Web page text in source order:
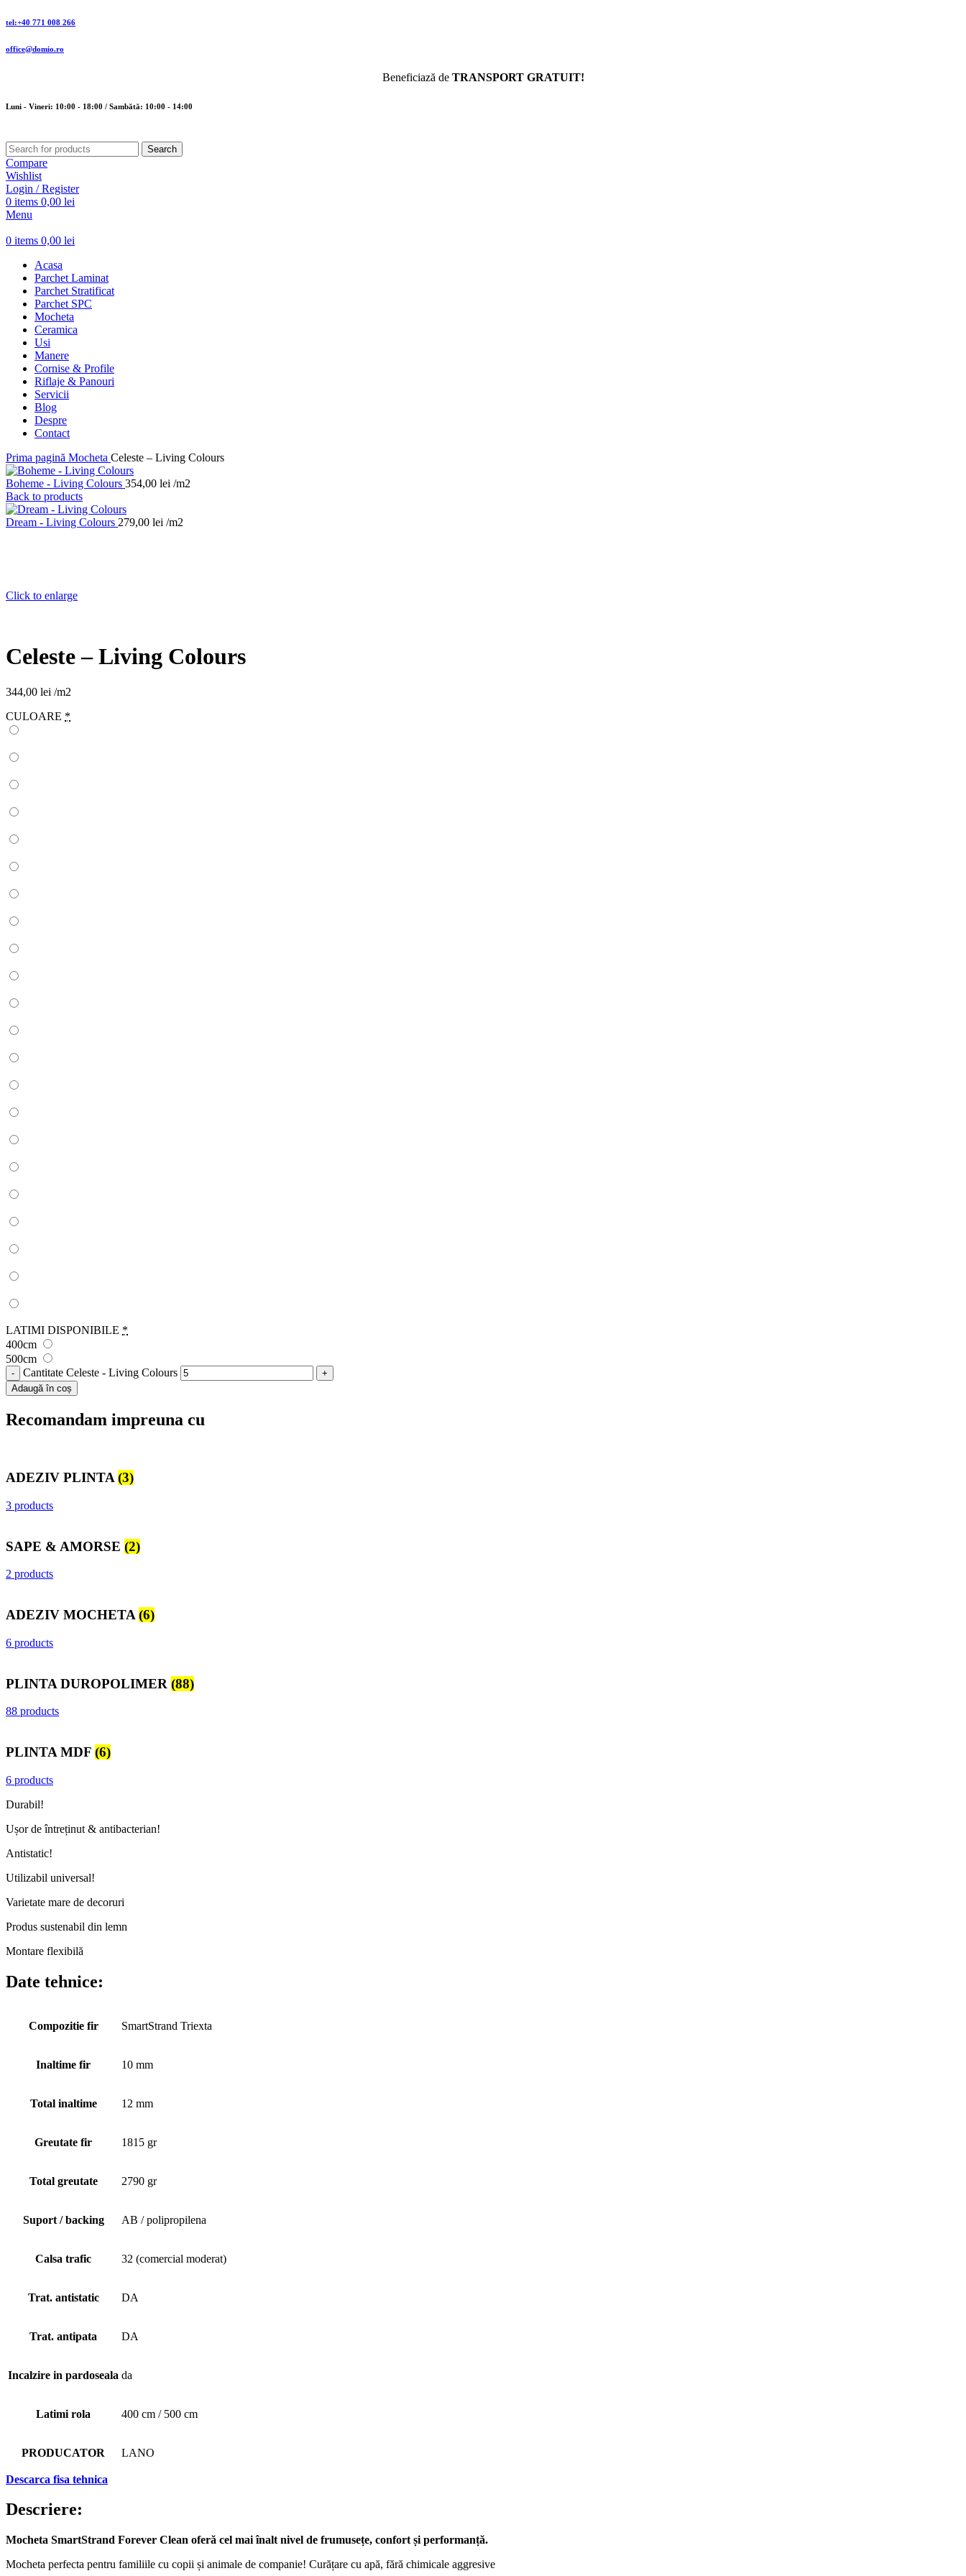
tel:+40 771 008 266
office@domio.ro
Beneficiază de TRANSPORT GRATUIT!
Luni - Vineri: 10:00 - 18:00 / Sambătă: 10:00 - 14:00
Search
Compare
Wishlist
Login / Register
0 items 0,00 lei
Menu
0 items 0,00 lei
Acasa
Parchet Laminat
Parchet Stratificat
Parchet SPC
Mocheta
Ceramica
Usi
Manere
Cornise & Profile
Riflaje & Panouri
Servicii
Blog
Despre
Contact
Prima pagină Mocheta Celeste – Living Colours
Boheme - Living Colours 354,00 lei /m2
Back to products
Dream - Living Colours 279,00 lei /m2
Click to enlarge
Celeste – Living Colours
344,00 lei /m2
CULOARE *
LATIMI DISPONIBILE *
400cm
500cm
Cantitate Celeste - Living Colours
Adaugă în coș
Recomandam impreuna cu
ADEZIV PLINTA(3)
3 products
SAPE & AMORSE (2)
2 products
ADEZIV MOCHETA (6)
6 products
PLINTA DUROPOLIMER (88)
88 products
PLINTA MDF (6)
6 products
Durabil!
Ușor de întreținut & antibacterian!
Antistatic!
Utilizabil universal!
Varietate mare de decoruri
Produs sustenabil din lemn
Montare flexibilă
Date tehnice:
Compozitie fir SmartStrand Triexta
Inaltime fir 10 mm
Total inaltime 12 mm
Greutate fir 1815 gr
Total greutate 2790 gr
Suport / backing AB / polipropilena
Calsa trafic 32 (comercial moderat)
Trat. antistatic DA
Trat. antipata DA
Incalzire in pardoseala da
Latimi rola 400 cm / 500 cm
PRODUCATOR LANO
Descarca fisa tehnica
Descriere:
Mocheta SmartStrand Forever Clean oferă cel mai înalt nivel de frumusețe, confort și performanță.
Mocheta perfecta pentru familiile cu copii și animale de companie! Curățare cu apă, fără chimicale aggresive